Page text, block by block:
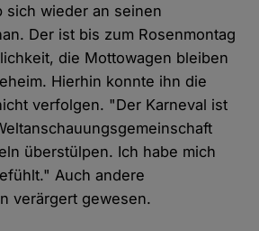
sich wieder an seinen
Der ist bis zum Rosenmontag
die Mottowagen bleiben
Hierhin konnte ihn die
verfolgen. "Der Karneval ist
überstülpen. Ich habe mich
Auch andere
verärgert gewesen.